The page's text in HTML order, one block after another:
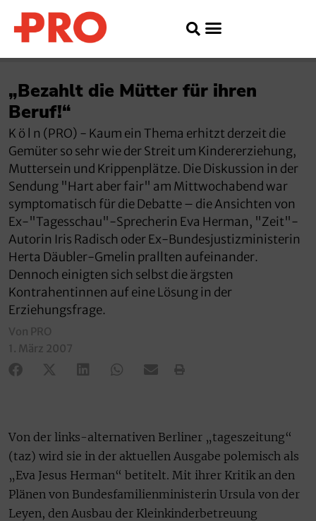
„Bezahlt die Mütter für ihren
Beruf!“
K ö l n (PRO) - Kaum ein Thema erhitzt derzeit die
Gemüter so sehr wie der Streit um Kindererziehung,
Muttersein und Krippenplätze. Die Diskussion in der
Sendung "Hart aber fair" am Mittwochabend war
symptomatisch für die Debatte – die Ansichten von
Ex-"Tagesschau"-Sprecherin Eva Herman, "Zeit"-
Autorin Iris Radisch oder Ex-Bundesjustizministerin
Herta Däubler-Gmelin prallten aufeinander.
Dennoch einigten sich selbst die ärgsten
Kontrahentinnen auf eine Lösung in der
Erziehungsfrage.
Von PRO
1. März 2007
Von der links-alternativen Berliner „tageszeitung“
(taz) wird sie in der aktuellen Ausgabe polemisch als
„Eva Jesus Herman“ betitelt. Mit ihrer Kritik an den
Plänen von Bundesfamilienministerin Ursula von der
Leyen, den Ausbau der Kleinkinderbetreuung